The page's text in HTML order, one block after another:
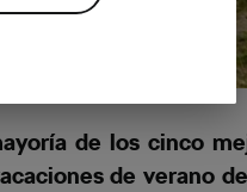
de los cinco
de verano